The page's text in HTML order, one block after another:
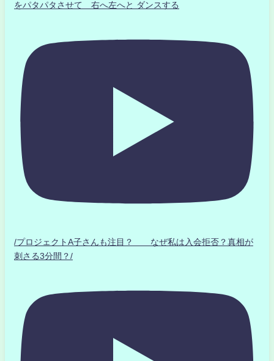
をパタパタさせて 右へ左へと ダンスする
/プロジェクトA子さんも注目？ なぜ私は入会拒否？真相が
刺さる3分間？/